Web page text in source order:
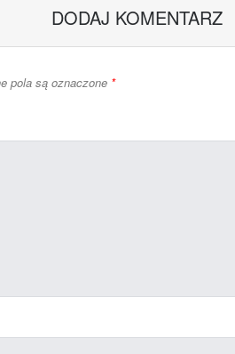
DODAJ KOMENTARZ
pola są oznaczone *